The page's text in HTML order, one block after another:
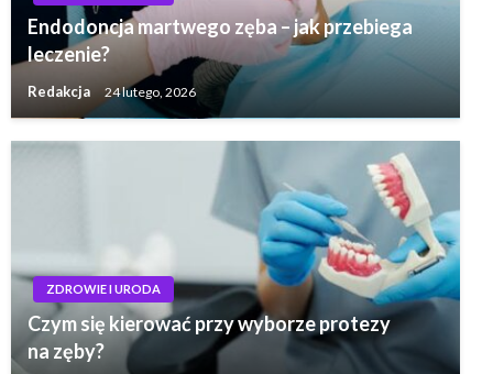
Endodoncja martwego zęba – jak przebiega
leczenie?
Redakcja 24 lutego, 2026
ZDROWIE I URODA
Czym się kierować przy wyborze protezy
na zęby?